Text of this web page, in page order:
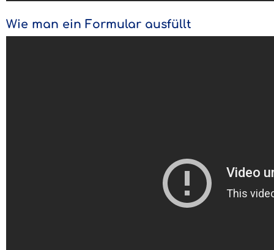
Wie man ein Formular ausfüllt